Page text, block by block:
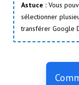
Astuce :Vous
sélectionner
transférer Google